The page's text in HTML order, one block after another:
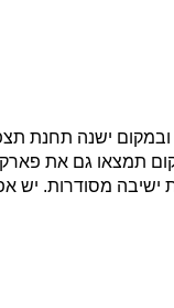
ישנה תחנת
תמצאו גם את פארק
ישיבה מסודרות.